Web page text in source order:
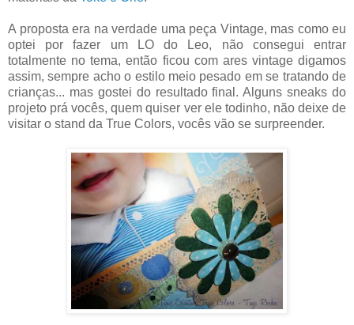
A proposta era na verdade uma peça Vintage, mas como eu
optei por fazer um LO do Leo, não consegui entrar
totalmente no tema, então ficou com ares vintage digamos
assim, sempre acho o estilo meio pesado em se tratando de
crianças... mas gostei do resultado final. Alguns sneaks do
projeto prá vocês, quem quiser ver ele todinho, não deixe de
visitar o stand da True Colors, vocês vão se surpreender.